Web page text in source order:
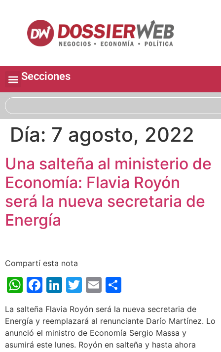
Secciones
Día: 7 agosto, 2022
Una salteña al ministerio de
Economía: Flavia Royón
será la nueva secretaria de
Energía
Compartí esta nota
WhatsApp
Facebook
LinkedIn
Twitter
Email
La salteña Flavia Royón será la nueva secretaria de
Energía y reemplazará al renunciante Darío Martínez. Lo
anunció el ministro de Economía Sergio Massa y
asumirá este lunes. Royón en salteña y hasta ahora